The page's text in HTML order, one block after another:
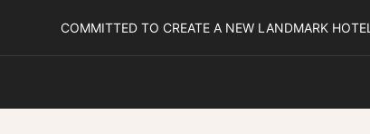
COMMITTED TO CREATE A NEW LANDMARK HOTEL